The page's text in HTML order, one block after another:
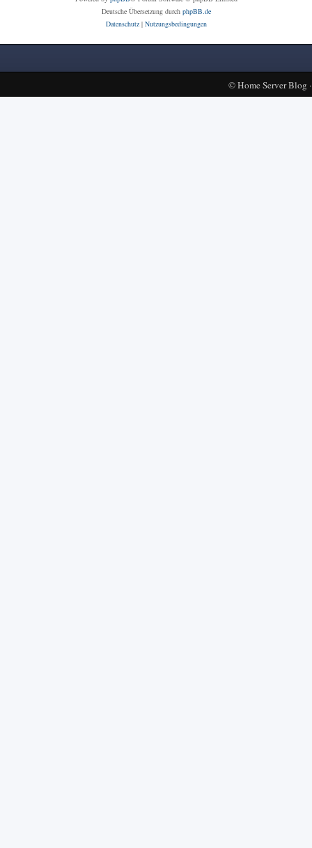
Deutsche Übersetzung durch phpBB.de
Datenschutz| Nutzungsbedingungen
©Home Server Blog